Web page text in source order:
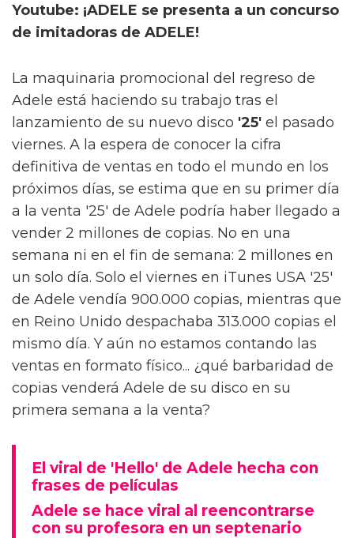
Youtube: ¡ADELE se presenta a un concurso
de imitadoras de ADELE!
La maquinaria promocional del regreso de
Adele está haciendo su trabajo tras el
lanzamiento de su nuevo disco '25' el pasado
viernes. A la espera de conocer la cifra
definitiva de ventas en todo el mundo en los
próximos días, se estima que en su primer día
a la venta '25' de Adele podría haber llegado a
vender 2 millones de copias. No en una
semana ni en el fin de semana: 2 millones en
un solo día. Solo el viernes en iTunes USA '25'
de Adele vendía 900.000 copias, mientras que
en Reino Unido despachaba 313.000 copias el
mismo día. Y aún no estamos contando las
ventas en formato físico... ¿qué barbaridad de
copias venderá Adele de su disco en su
primera semana a la venta?
El viral de 'Hello' de Adele hecha con
frases de películas
Adele se hace viral al reencontrarse
con su profesora en un septenario